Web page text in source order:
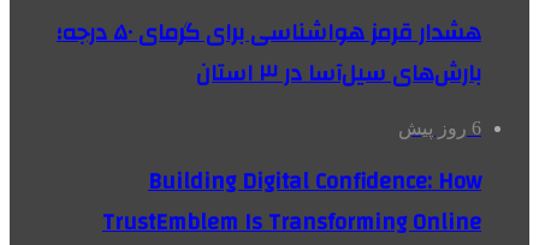
هشدار قرمز هواشناسی برای گرمای ۵۰ درجه؛
بارش‌های سیل‌آسا در ۳ استان
6 روز پیش
Building Digital Confidence: How
TrustEmblem Is Transforming Online